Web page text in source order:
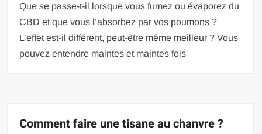
Que se passe-t-il lorsque vous fumez ou évaporez du
CBD et que vous l’absorbez par vos poumons ?
L’effet est-il différent, peut-être même meilleur ? Vous
pouvez entendre maintes et maintes fois
Comment faire une tisane au chanvre ?